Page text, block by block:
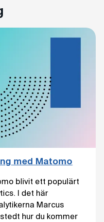
med Matomo
blivit ett populärt
I det här
Marcus
hur du kommer